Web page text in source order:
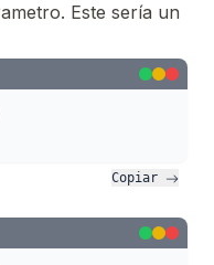
Este sería un
Copiar